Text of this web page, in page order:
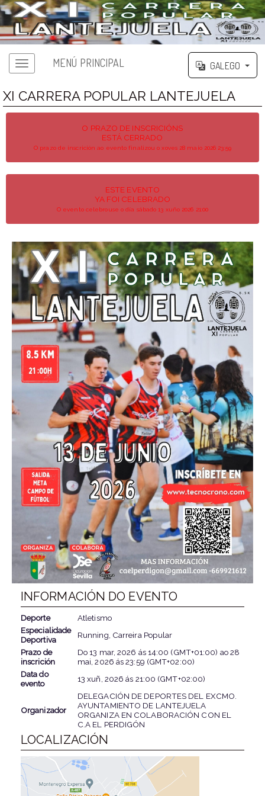
MENÚ PRINCIPAL GALEGO
XI CARRERA POPULAR LANTEJUELA
O PRAZO DE INSCRICIÓNS
ESTÁ CERRADO
O prazo de inscrición ao evento finalizou o xoves 28 maio 2026 23:59
ESTE EVENTO
YA FOI CELEBRADO
O evento celebrouse o día sábado 13 xuño 2026 21:00
INFORMACIÓN DO EVENTO
Deporte
Atletismo
Especialidade
Deportiva
Running, Carreira Popular
Prazo de
inscrición
Do13 mar, 2026 ás14:00 (GMT+01:00) ao28
mai, 2026 ás23:59 (GMT+02:00)
Data do
evento
13 xuñ, 2026 ás 21:00 (GMT+02:00)
Organizador
DELEGACIÓN DE DEPORTES DEL EXCMO.
AYUNTAMIENTO DE LANTEJUELA
ORGANIZA EN COLABORACIÓN CON EL
C.A EL PERDIGÓN
LOCALIZACIÓN